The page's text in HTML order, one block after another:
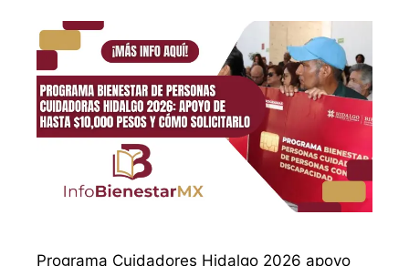
Programa Cuidadores Hidalgo 2026 apoyo